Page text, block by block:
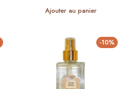
Ajouter au panier
-10%